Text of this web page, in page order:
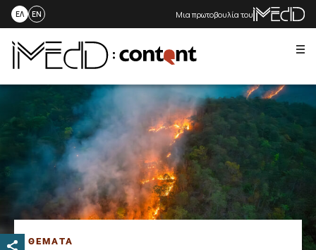
content
ΕΛ EN Μια πρωτοβουλία του
ΘΕΜΑΤΑ